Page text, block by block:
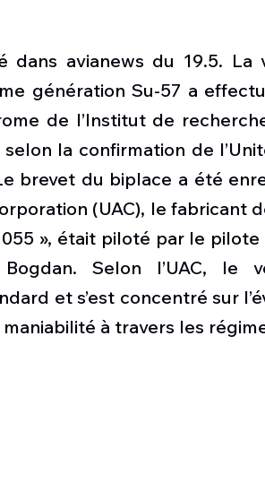
dans avianews du 19.5.
génération Su-57 a
de l’Institut de
la confirmation de
brevet du biplace a été
(UAC), le fabricant
», était piloté par le pilote
Bogdan. Selon l’UAC, le
et s’est concentré sur
à travers les